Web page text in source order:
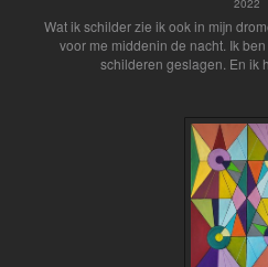
2022
Wat ik schilder zie ik ook in mijn
voor me middenin de nacht. Ik
schilderen geslagen. En ik